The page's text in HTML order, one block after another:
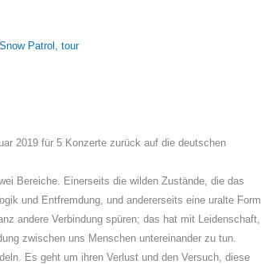
Snow Patrol , tour
2019 für 5 Konzerte zurück auf die deutschen
Bereiche. Einerseits die wilden Zustände, die das
und Entfremdung, und andererseits eine uralte Form
andere Verbindung spüren; das hat mit Leidenschaft,
zwischen uns Menschen untereinander zu tun.
Es geht um ihren Verlust und den Versuch, diese